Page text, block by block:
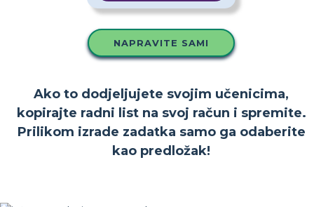
NAPRAVITE SAMI
Ako to dodjeljujete svojim učenicima,
kopirajte radni list na svoj račun i spremite.
Prilikom izrade zadatka samo ga odaberite
kao predložak!